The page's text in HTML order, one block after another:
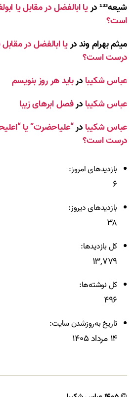
شیعه¹³³ دریا ابالفضل در مقابل یا
است؟
میثم بهرام ونددریا ابالفضل در
درست است؟
عباس شکیبا درباید هر روز بنویسم
عباس شکیبا درفصل ابرهای زیبا
عباس شکیبا در“علیاحضرت” یا
درست است؟
بازدیدهای امروز:
۶
بازدیدهای دیروز:
۳۸
کل بازدیدها:
۱۳,۷۷۹
کل نوشته‌ها:
۴۹۶
تاریخ به‌روزشدن سایت:
۱۴ مرداد ۱۴۰۵